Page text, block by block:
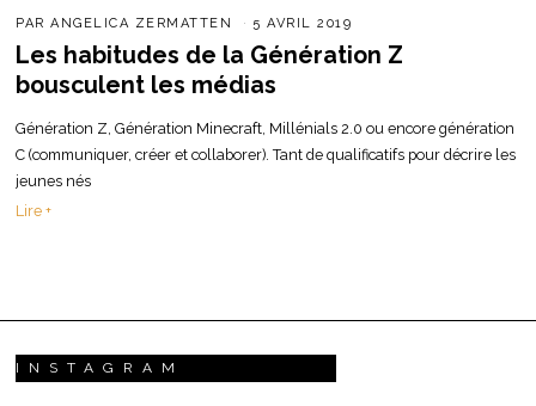
PARANGELICA ZERMATTEN 5 AVRIL 2019
Les habitudes de la Génération Z
bousculent les médias
Génération Z, Génération Minecraft, Millénials 2.0 ou encore génération
C (communiquer, créer et collaborer). Tant de qualificatifs pour décrire les
jeunes nés
Lire +
INSTAGRAM